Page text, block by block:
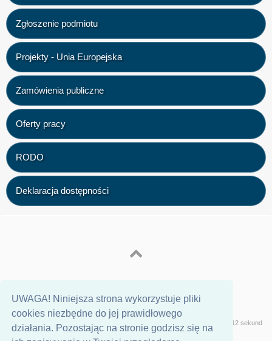
UWAGA! Niniejsza strona wykorzystuje pliki
cookies niezbędne do jej prawidłowego
działania. Pozostając na stronie godzisz się na
Zgłoszenie podmiotu
Projekty - Unia Europejska
Zamówienia publiczne
Oferty pracy
RODO
Deklaracja dostępności
WersjaGeeklog
Strona wygenerowana w 0,12 sekund